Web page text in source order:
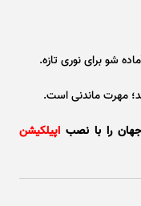
شو برای نوری تازه.
مهرت ماندنی است.
جهان را با نصب اپیلکیشن